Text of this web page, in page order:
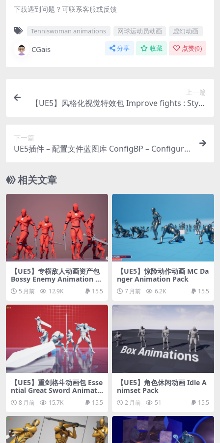
下载遇到问题？可联系客服或反馈
Tenniswoman animations 网球运动员动画 虚幻动画
CGais 分享 收藏 点赞(0)
上一篇
【UE5】风格化视觉特效包 Improve fights : Styliz
下一篇
UE5插件 – 配置文件蓝图库 ConfigBP – Configure
相关文章
【UE5】专横敌人动画资产包
Bossy Enemy Animation P
ack5 月前 12.9K 15.5
【UE5】惊险动作动画 MC Da
nger Animation Pack
7 月前 6.2K 15.5
【UE5】重剑格斗动画包 Esse
ntial Great Sword Animati
on Pack
8 月前 15.7K 15.5
【UE5】角色休闲动画 Idle A
nimset Pack
2 月前 51 15.5